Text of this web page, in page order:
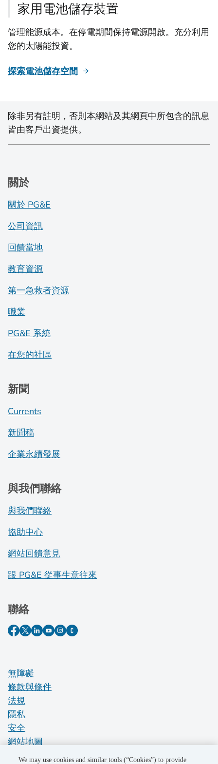
家用電池儲存裝置
管理能源成本。在停電期間保持電源開啟。充分利用
您的太陽能投資。
探索電池儲存空間
除非另有註明，否則本網站及其網頁中所包含的訊息
皆由客戶出資提供。
關於
關於 PG&E
公司資訊
回饋當地
教育資源
第一急救者資源
職業
PG&E 系統
在您的社區
新聞
Currents
新聞稿
企業永續發展
與我們聯絡
與我們聯絡
協助中心
網站回饋意見
跟 PG&E 從事生意往來
聯絡
無障礙
條款與條件
法規
隱私
安全
網站地圖
Do Not Sell My Personal Information
We may use cookies and similar tools (“Cookies”) to provide